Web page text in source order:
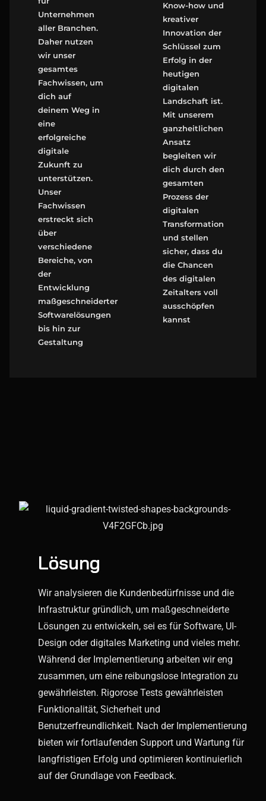
Unternehmen
aller Branchen.
Daher nutzen
wir unser
gesamtes
Fachwissen, um
dich auf
deinem Weg in
eine
erfolgreiche
digitale
Zukunft zu
unterstützen.
Unser
Fachwissen
erstreckt sich
über
verschiedene
Bereiche, von
der
Entwicklung
maßgeschneiderter
Softwarelösungen
bis hin zur
Gestaltung
Know-how und
kreativer
Innovation der
Schlüssel zum
Erfolg in der
heutigen
digitalen
Landschaft ist.
Mit unserem
ganzheitlichen
Ansatz
begleiten wir
dich durch den
gesamten
Prozess der
digitalen
Transformation
und stellen
sicher, dass du
die Chancen
des digitalen
Zeitalters voll
ausschöpfen
kannst
Lösung
Wir analysieren die Kundenbedürfnisse und die
Infrastruktur gründlich, um maßgeschneiderte
Lösungen zu entwickeln, sei es für Software, UI-
Design oder digitales Marketing und vieles mehr.
Während der Implementierung arbeiten wir eng
zusammen, um eine reibungslose Integration zu
gewährleisten. Rigorose Tests gewährleisten
Funktionalität, Sicherheit und
Benutzerfreundlichkeit. Nach der Implementierung
bieten wir fortlaufenden Support und Wartung für
langfristigen Erfolg und optimieren kontinuierlich
auf der Grundlage von Feedback.